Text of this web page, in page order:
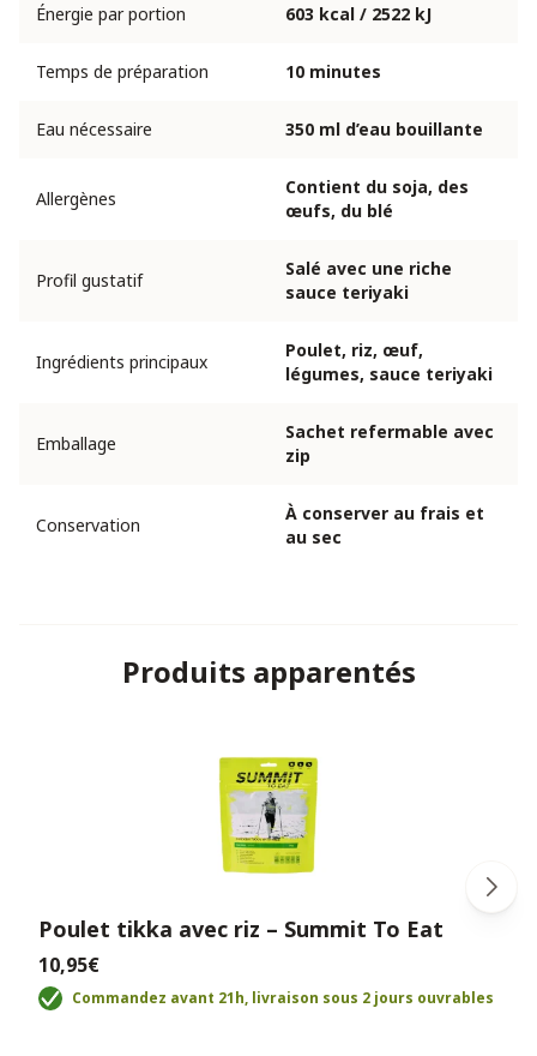
Énergie par portion 603 kcal / 2522 kJ
Temps de préparation 10 minutes
Eau nécessaire 350 ml d’eau bouillante
Allergènes
Contient du soja, des
œufs, du blé
Profil gustatif
Salé avec une riche
sauce teriyaki
Ingrédients principaux
Poulet, riz, œuf,
légumes, sauce teriyaki
Emballage
Sachet refermable avec
zip
Conservation
À conserver au frais et
au sec
Produits apparentés
Poulet tikka avec riz – Summit To Eat
10,95€
Commandez avant 21h, livraison sous 2 jours ouvrables